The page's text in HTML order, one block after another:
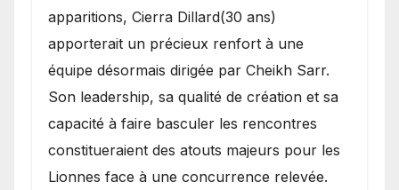
apparitions, Cierra Dillard(30 ans)
apporterait un précieux renfort à une
équipe désormais dirigée par Cheikh Sarr.
Son leadership, sa qualité de création et sa
capacité à faire basculer les rencontres
constitueraient des atouts majeurs pour les
Lionnes face à une concurrence relevée.